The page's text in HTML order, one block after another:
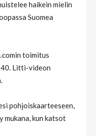
haikein mielin
Suomea
toimitus
Litti-videon
pohjoiskaarteeseen,
mukana, kun katsot